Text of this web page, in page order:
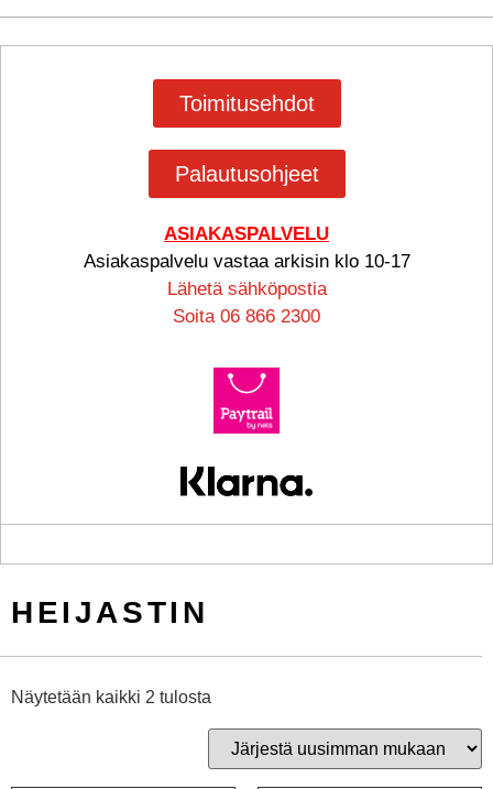
Toimitusehdot
Palautusohjeet
ASIAKASPALVELU
Asiakaspalvelu vastaa arkisin klo 10-17
Lähetä sähköpostia
Soita 06 866 2300
HEIJASTIN
Näytetään kaikki 2 tulosta